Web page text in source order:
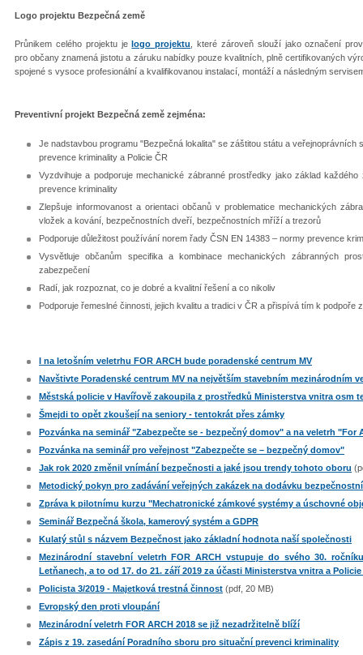
Logo projektu Bezpečná země
Průnikem celého projektu je logo projektu, které zároveň slouží jako označení
pro občany znamená jistotu a záruku nabídky pouze kvalitních, plně certifikovaných
spojené s vysoce profesionální a kvalifikovanou instalací, montáží a následným
Preventivní projekt Bezpečná země zejména:
Je nadstavbou programu "Bezpečná lokalita" se záštitou státu a
prevence kriminality a Policie ČR
Vyzdvihuje a podporuje mechanické zábranné prostředky jako základ
prevence kriminality
Zlepšuje informovanost a orientaci občanů v problematice mechanických
vložek a kování, bezpečnostních dveří, bezpečnostních mříží a trezorů
Podporuje důležitost používání norem řady ČSN EN 14383 – normy prevence
Vysvětluje občanům specifika a kombinace mechanických zábranných
zabezpečení
Radí, jak rozpoznat, co je dobré a kvalitní řešení a co nikoliv
Podporuje řemeslné činnosti, jejich kvalitu a tradici v ČR a přispívá tím k podpoře
I na letošním veletrhu FOR ARCH bude poradenské centrum MV
Navštivte Poradenské centrum MV na největším stavebním mezinárodním
Městská policie v Havířově zakoupila z prostředků Ministerstva vnitra osm
Šmejdi to opět zkoušejí na seniory - tentokrát přes zámky
Pozvánka na seminář "Zabezpečte se - bezpečný domov" a na veletrh "For
Pozvánka na seminář pro veřejnost "Zabezpečte se – bezpečný domov"
Jak rok 2020 změnil vnímání bezpečnosti a jaké jsou trendy tohoto oboru
Metodický pokyn pro zadávání veřejných zakázek na dodávku
Zpráva k pilotnímu kurzu "Mechatronické zámkové systémy a úschovné
Seminář Bezpečná škola, kamerový systém a GDPR
Kulatý stůl s názvem Bezpečnost jako základní hodnota naší společnosti
Mezinárodní stavební veletrh FOR ARCH vstupuje do svého 30.
Letňanech, a to od 17. do 21. září 2019 za účasti Ministerstva vnitra a Policie
Policista 3/2019 - Majetková trestná činnost (pdf, 20 MB)
Evropský den proti vloupání
Mezinárodní veletrh FOR ARCH 2018 se již nezadržitelně blíží
Zápis z 19. zasedání Poradního sboru pro situační prevenci kriminality